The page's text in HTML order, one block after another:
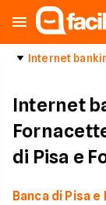
Internet
Internet
di Pisa e
Banca di Pisa